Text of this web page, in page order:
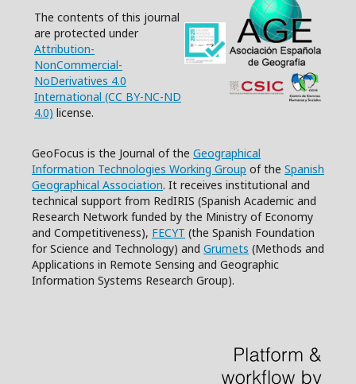
The contents of this journal
are protected under
Attribution-
NonCommercial-
NoDerivatives 4.0
International (CC BY-NC-ND
4.0) license.
GeoFocus is the Journal of the Geographical
Information Technologies Working Group of the Spanish
Geographical Association. It receives institutional and
technical support from RedIRIS (Spanish Academic and
Research Network funded by the Ministry of Economy
and Competitiveness), FECYT (the Spanish Foundation
for Science and Technology) and Grumets (Methods and
Applications in Remote Sensing and Geographic
Information Systems Research Group).